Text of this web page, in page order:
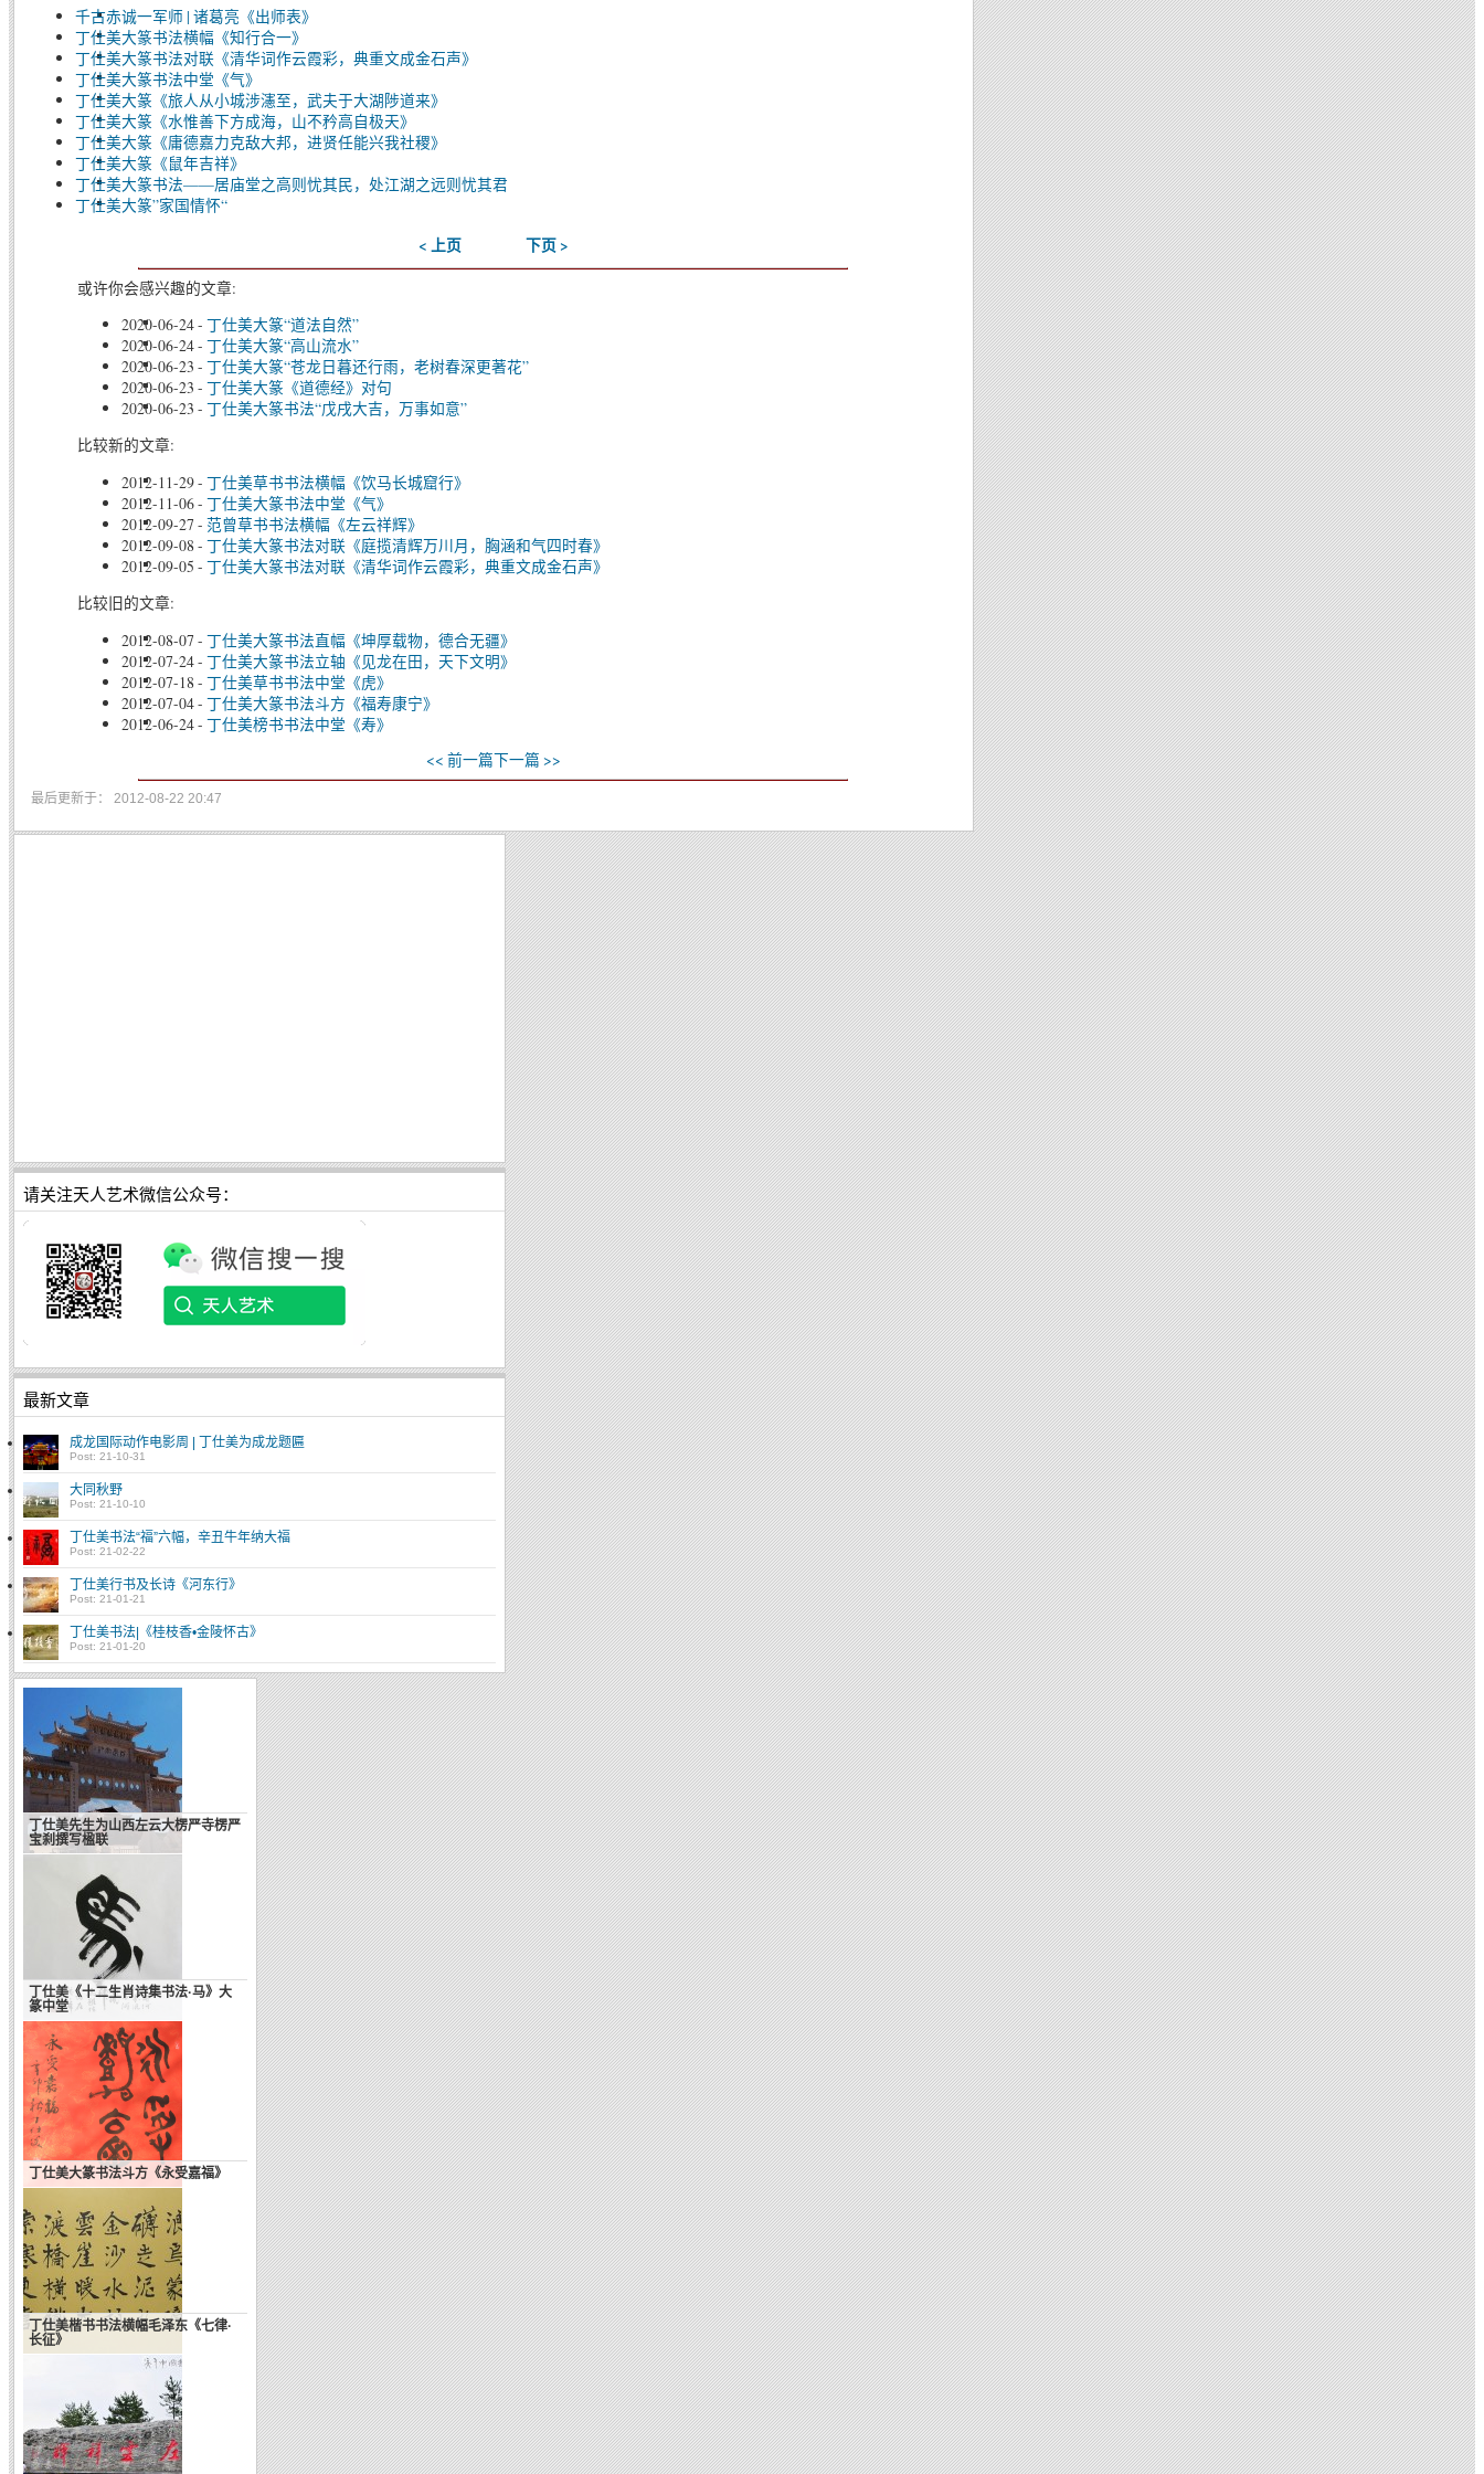
千古赤诚一军师 | 诸葛亮《出师表》
丁仕美大篆书法横幅《知行合一》
丁仕美大篆书法对联《清华词作云霞彩，典重文成金石声》
丁仕美大篆书法中堂《气》
丁仕美大篆《旅人从小城涉瀗至，武夫于大湖陟道来》
丁仕美大篆《水惟善下方成海，山不矜高自极天》
丁仕美大篆《庸德嘉力克敌大邦，进贤任能兴我社稷》
丁仕美大篆《鼠年吉祥》
丁仕美大篆书法——居庙堂之高则忧其民，处江湖之远则忧其君
丁仕美大篆”家国情怀“
< 上页 下页 >
或许你会感兴趣的文章:
2020-06-24- 丁仕美大篆“道法自然”
2020-06-24- 丁仕美大篆“高山流水”
2020-06-23 - 丁仕美大篆“苍龙日暮还行雨，老树春深更著花”
2020-06-23 - 丁仕美大篆《道德经》对句
2020-06-23 - 丁仕美大篆书法“戊戌大吉，万事如意”
比较新的文章:
2012-11-29- 丁仕美草书书法横幅《饮马长城窟行》
2012-11-06- 丁仕美大篆书法中堂《气》
2012-09-27 - 范曾草书书法横幅《左云祥辉》
2012-09-08 - 丁仕美大篆书法对联《庭揽清辉万川月，胸涵和气四时春》
2012-09-05 - 丁仕美大篆书法对联《清华词作云霞彩，典重文成金石声》
比较旧的文章:
2012-08-07 - 丁仕美大篆书法直幅《坤厚载物，德合无疆》
2012-07-24- 丁仕美大篆书法立轴《见龙在田，天下文明》
2012-07-18 - 丁仕美草书书法中堂《虎》
2012-07-04- 丁仕美大篆书法斗方《福寿康宁》
2012-06-24- 丁仕美榜书书法中堂《寿》
<< 前一篇下一篇 >>
最后更新于： 2012-08-22 20:47
请关注天人艺术微信公众号：
最新文章
成龙国际动作电影周 | 丁仕美为成龙题匾
Post: 21-10-31
大同秋野
Post: 21-10-10
丁仕美书法“福”六幅，辛丑牛年纳大福
Post: 21-02-22
丁仕美行书及长诗《河东行》
Post: 21-01-21
丁仕美书法|《桂枝香•金陵怀古》
Post: 21-01-20
丁仕美先生为山西左云大楞严寺楞严
宝刹撰写楹联
丁仕美《十二生肖诗集书法·马》大
篆中堂
丁仕美大篆书法斗方《永受嘉福》
丁仕美楷书书法横幅毛泽东《七律·
长征》